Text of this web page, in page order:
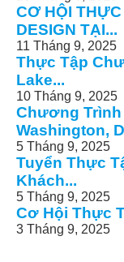
CƠ HỘI
DESIGN TẠI...
11 Tháng 9, 2025
Thực Tập
Lake...
10 Tháng 9, 2025
Chương Trình
Washington,
5 Tháng 9, 2025
Tuyển Thực
Khách...
5 Tháng 9, 2025
Cơ Hội Thực
3 Tháng 9, 2025